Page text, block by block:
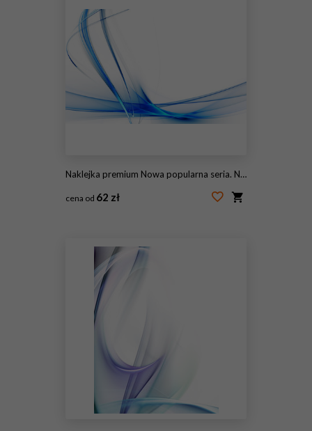
Naklejka premium Nowa popularna seria. Nice Design
cena od 62 zł